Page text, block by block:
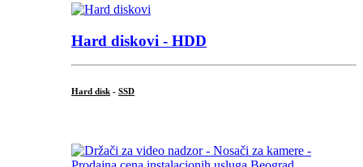
Hard diskovi - HDD
Hard disk - SSD